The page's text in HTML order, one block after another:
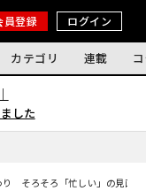
員登録 ログイン
カテゴリ 連載
した
り そろそろ「忙しい」の見直し